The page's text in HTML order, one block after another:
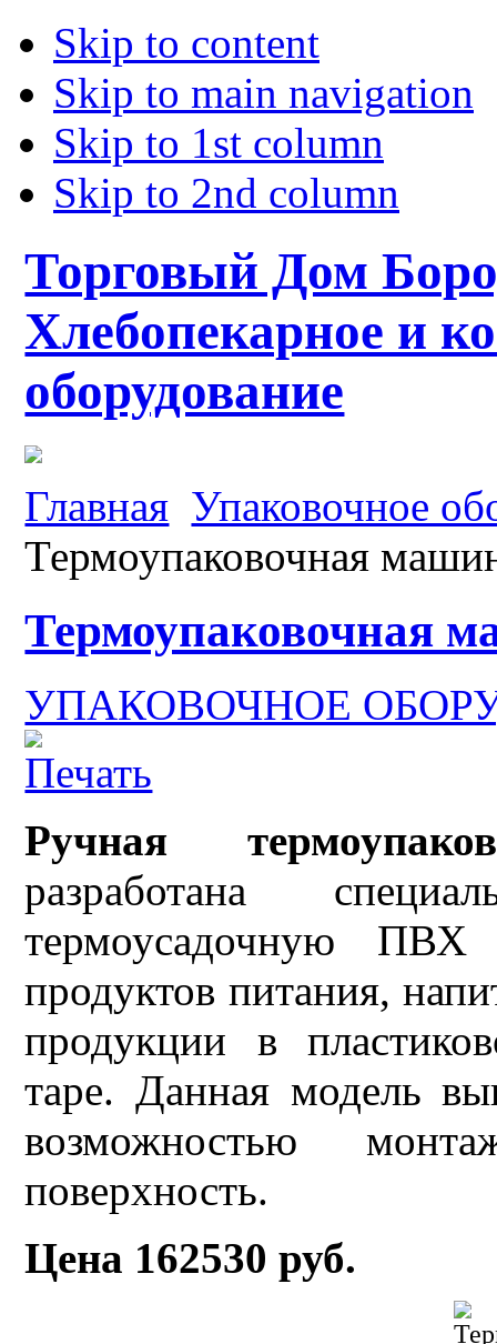
Skip to content
Skip to main navigation
Skip to 1st column
Skip to 2nd column
Торговый Дом
Хлебопекарное и
оборудование
Главная Упаковочное
Термоупаковочная
Термоупаковочная
УПАКОВОЧНОЕ
Ручная
разработана
термоусадочную
продуктов питания,
продукции в
таре. Данная модель
возможностью
поверхность.
Цена 162530 руб.